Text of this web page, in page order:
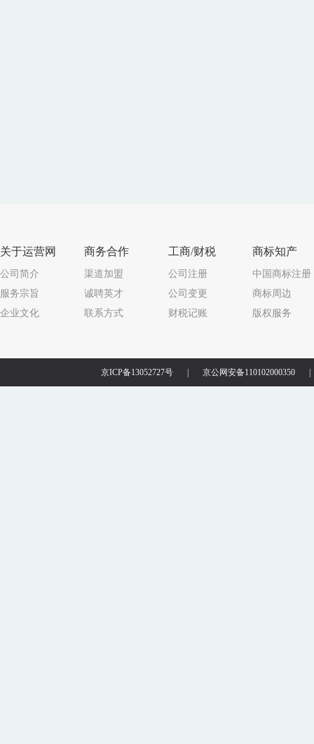
关于运营网
公司简介
服务宗旨
企业文化
商务合作
渠道加盟
诚聘英才
联系方式
工商/财税
公司注册
公司变更
财税记账
商标知产
中国商标注册
商标周边
版权服务
京ICP备13052727号 京公网安备110102000350